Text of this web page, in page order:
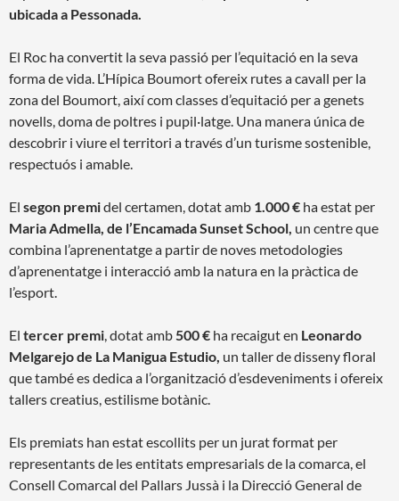
ubicada a Pessonada.
El Roc ha convertit la seva passió per l’equitació en la seva
forma de vida. L’Hípica Boumort ofereix rutes a cavall per la
zona del Boumort, així com classes d’equitació per a genets
novells, doma de poltres i pupil·latge. Una manera única de
descobrir i viure el territori a través d’un turisme sostenible,
respectuós i amable.
El segon premidel certamen, dotat amb 1.000 € ha estat per
Maria Admella, de l’Encamada Sunset School, un centre que
combina l’aprenentatge a partir de noves metodologies
d’aprenentatge i interacció amb la natura en la pràctica de
l’esport.
El tercer premi, dotat amb500 € ha recaigut en Leonardo
Melgarejo de La Manigua Estudio, un taller de disseny floral
que també es dedica a l’organització d’esdeveniments i ofereix
tallers creatius, estilisme botànic.
Els premiats han estat escollits per un jurat format per
representants de les entitats empresarials de la comarca, el
Consell Comarcal del Pallars Jussà i la Direcció General de